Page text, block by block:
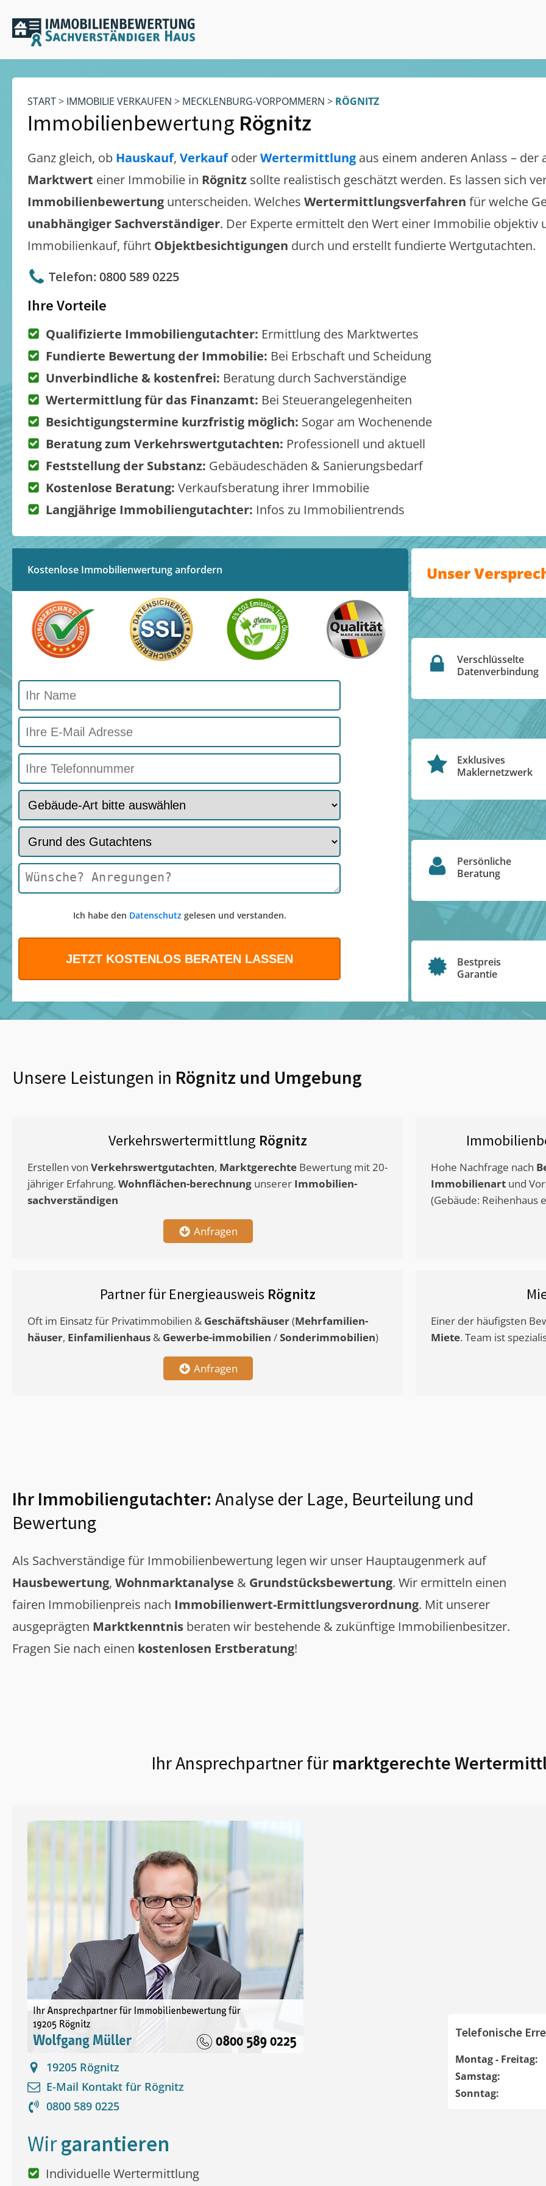
START> IMMOBILIE VERKAUFEN > MECKLENBURG-VORPOMMERN > RÖGNITZ
Immobilienbewertung Rögnitz
Ganz gleich, ob Hauskauf, VerkaufoderWertermittlung aus einem anderen Anlass – der
Marktwert einer Immobilie in Rögnitz sollte realistisch geschätzt werden. Es lassen sich
Immobilienbewertung unterscheiden. Welches Wertermittlungsverfahren für welche
unabhängiger Sachverständiger. Der Experte ermittelt den Wert einer Immobilie objektiv
Immobilienkauf, führt Objektbesichtigungen durch und erstellt fundierte Wertgutachten.
Telefon: 0800 589 0225
Ihre Vorteile
Qualifizierte Immobiliengutachter: Ermittlung des Marktwertes
Fundierte Bewertung der Immobilie: Bei Erbschaft und Scheidung
Unverbindliche & kostenfrei: Beratung durch Sachverständige
Wertermittlung für das Finanzamt: Bei Steuerangelegenheiten
Besichtigungstermine kurzfristig möglich: Sogar am Wochenende
Beratung zum Verkehrswertgutachten: Professionell und aktuell
Feststellung der Substanz: Gebäudeschäden & Sanierungsbedarf
Kostenlose Beratung: Verkaufsberatung ihrer Immobilie
Langjährige Immobiliengutachter: Infos zu Immobilientrends
Kostenlose Immobilienwertung anfordern
Ich habe den Datenschutzgelesen und verstanden.
Unser
Verschlüsselte
Datenverbindung
Exklusives
Maklernetzwerk
Persönliche
Beratung
Bestpreis
Garantie
Unsere Leistungen in Rögnitz und Umgebung
Verkehrswertermittlung Rögnitz
Erstellen von Verkehrswertgutachten, Marktgerechte Bewertung mit 20-
jähriger Erfahrung. Wohnflächen-berechnung unserer Immobilien-
sachverständigen
Anfragen
Hohe Nachfrage nach
Immobilienart und
(Gebäude: Reihenhaus
Partner für Energieausweis Rögnitz
Oft im Einsatz für Privatimmobilien & Geschäftshäuser(Mehrfamilien-
häuser, Einfamilienhaus & Gewerbe-immobilien /Sonderimmobilien)
Anfragen
Einer der häufigsten
Miete. Team ist
Ihr Immobiliengutachter: Analyse der Lage, Beurteilung und
Bewertung
Als Sachverständige für Immobilienbewertung legen wir unser Hauptaugenmerk auf
Hausbewertung, Wohnmarktanalyse & Grundstücksbewertung. Wir ermitteln einen
fairen Immobilienpreis nach Immobilienwert-Ermittlungsverordnung. Mit unserer
ausgeprägten Marktkenntnis beraten wir bestehende & zukünftige Immobilienbesitzer.
Fragen Sie nach einen kostenlosen Erstberatung!
Ihr Ansprechpartner fürmarktgerechte
19205 Rögnitz
E-Mail Kontakt für Rögnitz
0800 589 0225
Telefonische
Montag - Freitag:
Samstag:
Sonntag:
Wirgarantieren
Individuelle Wertermittlung